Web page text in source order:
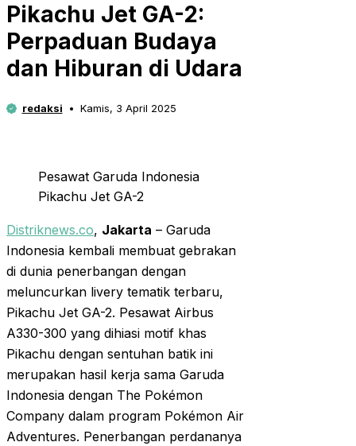
Pikachu Jet GA-2:
Perpaduan Budaya
dan Hiburan di Udara
redaksi Kamis, 3 April 2025
Pesawat Garuda Indonesia
Pikachu Jet GA-2
Distriknews.co, Jakarta – Garuda
Indonesia kembali membuat gebrakan
di dunia penerbangan dengan
meluncurkan livery tematik terbaru,
Pikachu Jet GA-2. Pesawat Airbus
A330-300 yang dihiasi motif khas
Pikachu dengan sentuhan batik ini
merupakan hasil kerja sama Garuda
Indonesia dengan The Pokémon
Company dalam program Pokémon Air
Adventures. Penerbangan perdananya